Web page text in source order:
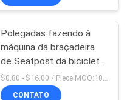
Polegadas fazendo à
máquina da braçadeira
de Seatpost da bicicleta
5 x 4 das peças do CNC
da precisão
$0.80 - $16.00 / Piece MOQ:10 partes
CONTATO